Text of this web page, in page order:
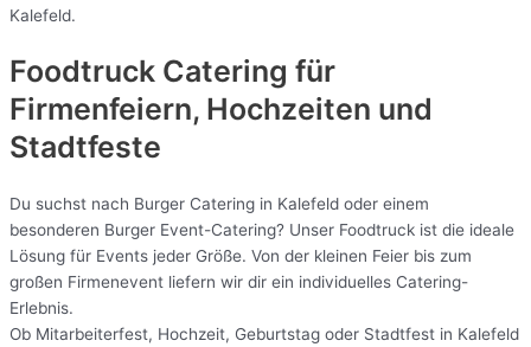
Kalefeld.
Foodtruck Catering für
Firmenfeiern, Hochzeiten und
Stadtfeste
Du suchst nach Burger Catering in Kalefeld oder einem
besonderen Burger Event-Catering? Unser Foodtruck ist die ideale
Lösung für Events jeder Größe. Von der kleinen Feier bis zum
großen Firmenevent liefern wir dir ein individuelles Catering-
Erlebnis.
Ob Mitarbeiterfest, Hochzeit, Geburtstag oder Stadtfest in Kalefeld